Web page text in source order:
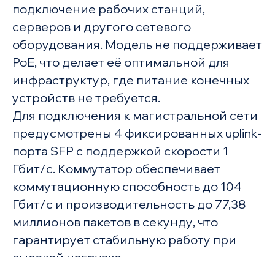
подключение рабочих станций,
серверов и другого сетевого
оборудования. Модель не поддерживает
PoE, что делает её оптимальной для
инфраструктур, где питание конечных
устройств не требуется.
Для подключения к магистральной сети
предусмотрены 4 фиксированных uplink-
порта SFP с поддержкой скорости 1
Гбит/с. Коммутатор обеспечивает
коммутационную способность до 104
Гбит/с и производительность до 77,38
миллионов пакетов в секунду, что
гарантирует стабильную работу при